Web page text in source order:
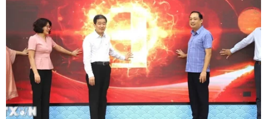
Việt Nam giành 4 Huy
chương Vàng Olympic Vật lý châu Á